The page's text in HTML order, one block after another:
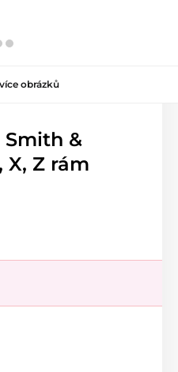
obrázků
Smith &
X, Z rám